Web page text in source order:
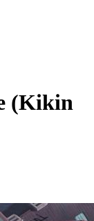
(Kikin